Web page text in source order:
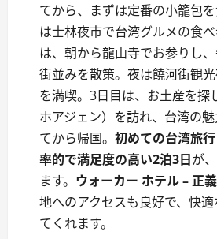
てから、まずは定番の小籠包
は士林夜市で台湾グルメの食
は、朝から龍山寺でお参りし
街並みを散策。夜は饒河街観
を満喫。3日目は、お土産を探
ホアジェン）を訪れ、台湾の
てから帰国。 初めての台湾旅行
率的で満足度の高い2泊3日が
ます。 ウォーカー ホテル – 正
地へのアクセスも良好で、快
てくれます。